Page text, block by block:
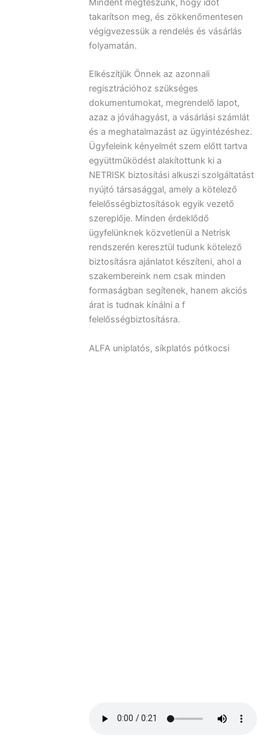
Mindent megteszünk, hogy időt
takarítson meg, és zökkenőmentesen
végigvezessük a rendelés és vásárlás
folyamatán.
Elkészítjük Önnek az azonnali
regisztrációhoz szükséges
dokumentumokat, megrendelő lapot,
azaz a jóváhagyást, a vásárlási számlát
és a meghatalmazást az ügyintézéshez.
Ügyfeleink kényelmét szem előtt tartva
együttműködést alakítottunk ki a
NETRISK biztosítási alkuszi szolgáltatást
nyújtó társasággal, amely a kötelező
felelősségbiztosítások egyik vezető
szereplője. Minden érdeklődő
ügyfelünknek közvetlenül a Netrisk
rendszerén keresztül tudunk kötelező
biztosításra ajánlatot készíteni, ahol a
szakembereink nem csak minden
formaságban segítenek, hanem akciós
árat is tudnak kínálni a f
felelősségbiztosításra.
ALFA uniplatós, síkplatós pótkocsi